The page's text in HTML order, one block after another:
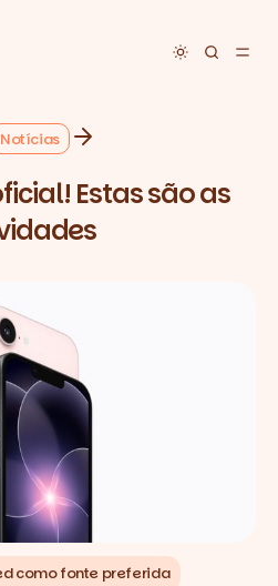
Toggle
Notícias
Estas são as
como fonte preferida